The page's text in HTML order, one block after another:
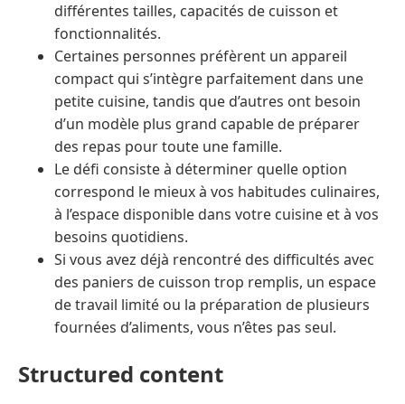
différentes tailles, capacités de cuisson et
fonctionnalités.
Certaines personnes préfèrent un appareil
compact qui s’intègre parfaitement dans une
petite cuisine, tandis que d’autres ont besoin
d’un modèle plus grand capable de préparer
des repas pour toute une famille.
Le défi consiste à déterminer quelle option
correspond le mieux à vos habitudes culinaires,
à l’espace disponible dans votre cuisine et à vos
besoins quotidiens.
Si vous avez déjà rencontré des difficultés avec
des paniers de cuisson trop remplis, un espace
de travail limité ou la préparation de plusieurs
fournées d’aliments, vous n’êtes pas seul.
Structured content